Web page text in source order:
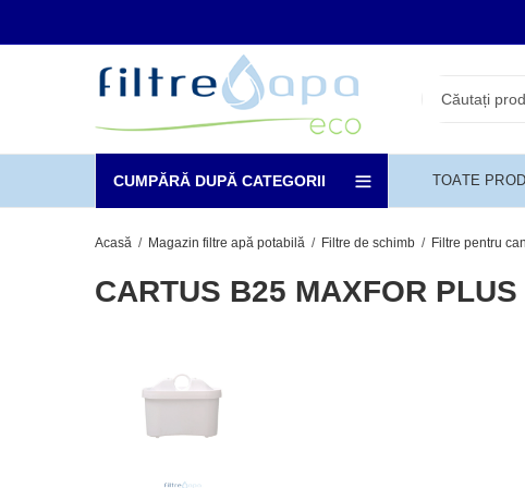
CUMPĂRĂ DUPĂ CATEGORII TOATE
Acasă Magazin filtre apă potabilă Filtre de schimb Filtre pentru
CARTUS B25 MAXFOR